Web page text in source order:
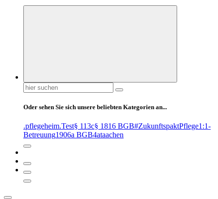
Suchen
nach:
Oder sehen Sie sich unsere beliebten Kategorien an...
.pflegeheim.Test§ 113c§ 1816 BGB#ZukunftspaktPflege1:1-
Betreuung1906a BGB4ataachen